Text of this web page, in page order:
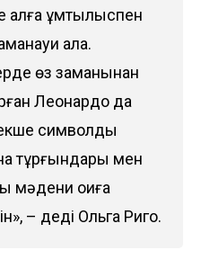
алға ұмтылыспен
қала.
өз заманынан
Леонардо да
символдық
тұрғындары мен
мәдени оқиға
– деді Ольга Риго.